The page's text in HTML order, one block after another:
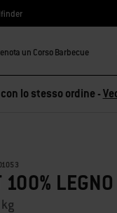
un Corso Barbecue
lo stesso ordine -
100%